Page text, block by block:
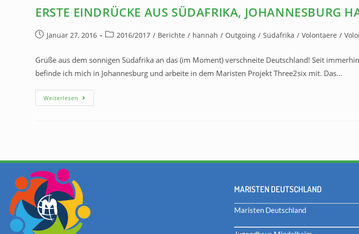
ERSTE EINDRÜCKE AUS SÜDAFRIKA, JOHANNESBURG
Januar 27, 2016 2016/2017 / Berichte / hannah / Outgoing / Südafrika / Volontaere /
Grüße aus dem sonnigen Südafrika an das (im Moment) verschneite Deutschland! Seit
befinde ich mich in Johannesburg und arbeite in dem Maristen Projekt Three2six mit. Das…
Weiterlesen
MARISTEN DEUTSCHLAND
Maristen Deutschland